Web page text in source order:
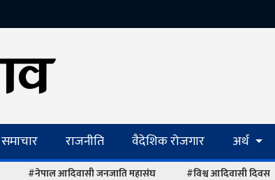
समाचार राजनीति वैदेशिक रोजगार अर्थ
#नेपाल आदिवासी जनजाति महासंघ #विश्व आदिवासी दिवस